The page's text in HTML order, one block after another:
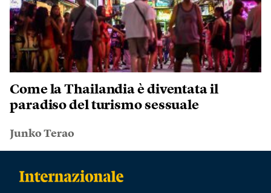
Come la Thailandia è diventata il
paradiso del turismo sessuale
Junko Terao